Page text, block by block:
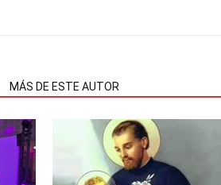
MÁS DE ESTE AUTOR